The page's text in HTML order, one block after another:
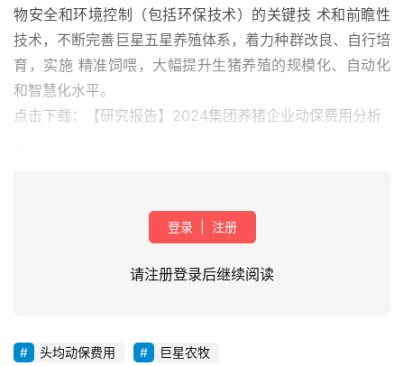
物安全和环境控制（包括环保技术）的关键技 术和前瞻性
技术，不断完善巨星五星养殖体系，着力种群改良、自行培
育，实施 精准饲喂，大幅提升生猪养殖的规模化、自动化
和智慧化水平。
点击下载：【研究报告】2024集团养猪企业动保费用分析
登录 注册
请注册登录后继续阅读
头均动保费用 巨星农牧